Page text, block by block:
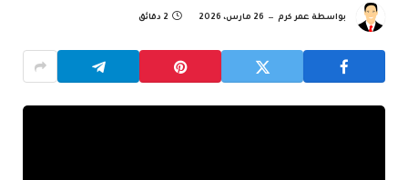
بواسطة عمر كرم 26 مارس، 2026 2 دقائق